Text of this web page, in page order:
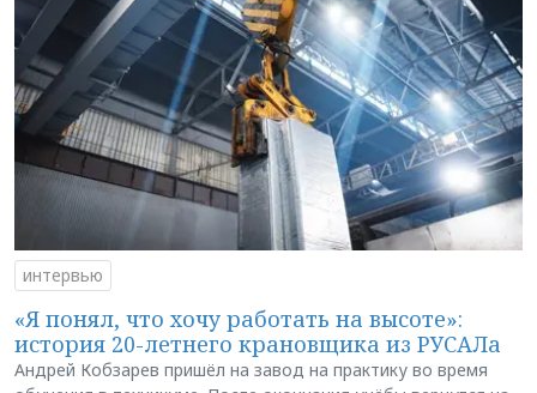
интервью
«Я понял, что хочу работать на высоте»:
история 20-летнего крановщика из РУСАЛа
Андрей Кобзарев пришёл на завод на практику во время